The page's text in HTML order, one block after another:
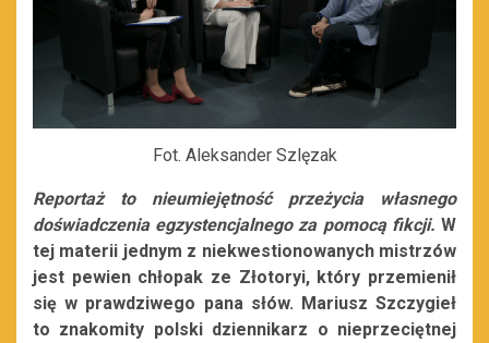
Fot. Aleksander Szlęzak
Reportaż to nieumiejętność przeżycia własnego
doświadczenia egzystencjalnego za pomocą fikcji. W
tej materii jednym z niekwestionowanych mistrzów
jest pewien chłopak ze Złotoryi, który przemienił
się w prawdziwego pana słów. Mariusz Szczygieł
to znakomity polski dziennikarz o nieprzeciętnej